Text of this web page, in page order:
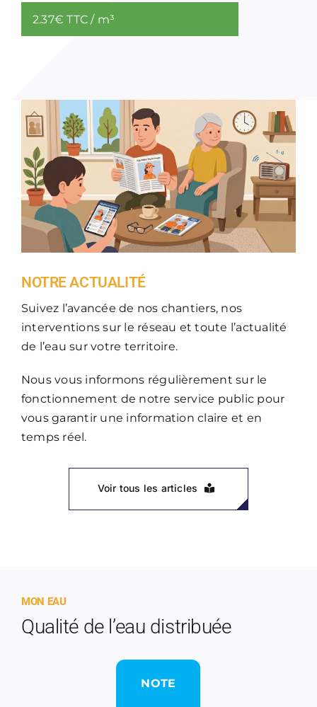
2.37€ TTC / m³
NOTRE ACTUALITÉ
Suivez l’avancée de nos chantiers, nos
interventions sur le réseau et toute l’actualité
de l’eau sur votre territoire.
Nous vous informons régulièrement sur le
fonctionnement de notre service public pour
vous garantir une information claire et en
temps réel.
Voir tous les articles
MON EAU
Qualité de l’eau distribuée
NOTE